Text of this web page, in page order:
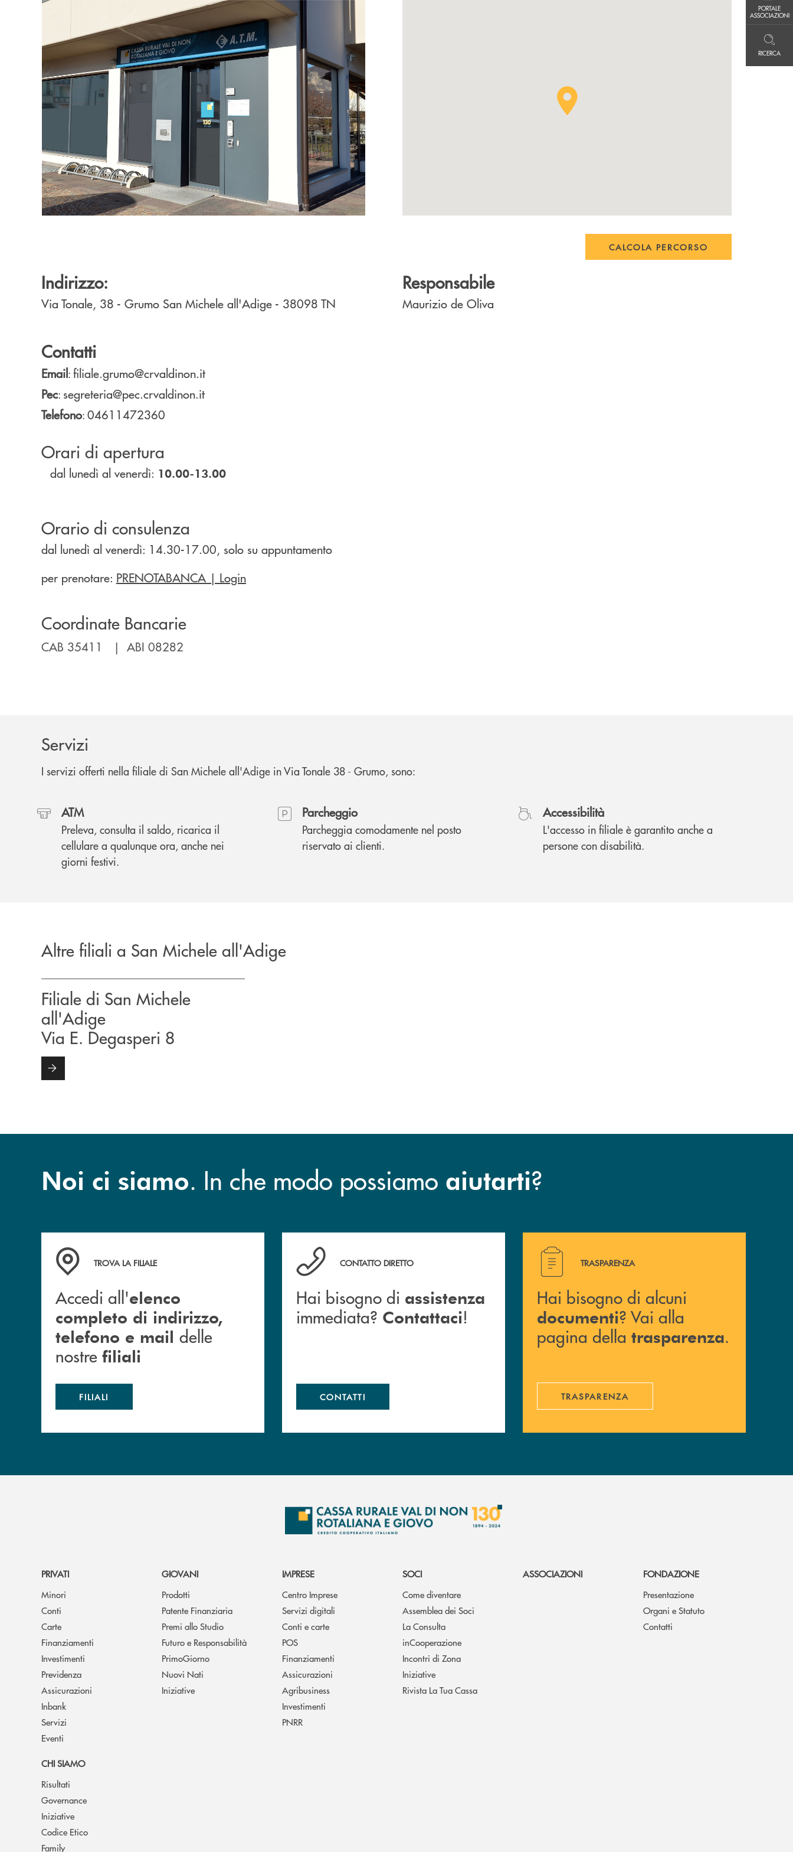
PORTALE
ASSOCIAZIONI
PORTALE ASSOCIAZIONI
RICERCA
CALCOLA PERCORSO
Indirizzo:
Via Tonale, 38 - Grumo San Michele all'Adige - 38098 TN
Contatti
Email: filiale.grumo@crvaldinon.it
Pec: segreteria@pec.crvaldinon.it
Telefono: 04611472360
Responsabile
Maurizio de Oliva
Orari di apertura
dal lunedì al venerdì: 10.00-13.00
Orario di consulenza
dal lunedì al venerdì: 14.30-17.00, solo su appuntamento
per prenotare: PRENOTABANCA | Login
Coordinate Bancarie
CAB 35411 | ABI 08282
Servizi
I servizi offerti nella filiale di San Michele all'Adige in Via Tonale 38 - Grumo, sono:
ATM
Preleva, consulta il saldo, ricarica il
cellulare a qualunque ora, anche nei
giorni festivi.
Parcheggio
Parcheggia comodamente nel posto
riservato ai clienti.
Accessibilità
L'accesso in filiale è garantito anche a
persone con disabilità.
Altre filiali a San Michele all'Adige
Filiale di San Michele
all'Adige
Via E. Degasperi 8
Noi ci siamo. In che modo possiamo aiutarti?
Accedi all' elenco completo di indirizzo, telefono e mail delle nostre filiali
TROVA LA FILIALE
Accedi all'elenco
completo di indirizzo,
telefono e mail delle
nostre filiali
FILIALI
Hai bisogno di assistenza immediata? Contattaci !
CONTATTO DIRETTO
Hai bisogno di assistenza
immediata? Contattaci!
CONTATTI
Hai bisogno di alcuni documenti ? Vai alla pagina della
TRASPARENZA
Hai bisogno di alcuni
documenti? Vai alla
pagina della trasparenza.
TRASPARENZA
PRIVATI
Minori
Conti
Carte
Finanziamenti
Investimenti
Previdenza
Assicurazioni
Inbank
Servizi
Eventi
GIOVANI
Prodotti
Patente Finanziaria
Premi allo Studio
Futuro e Responsabilità
PrimoGiorno
Nuovi Nati
Iniziative
IMPRESE
Centro Imprese
Servizi digitali
Conti e carte
POS
Finanziamenti
Assicurazioni
Agribusiness
Investimenti
PNRR
SOCI
Come diventare
Assemblea dei Soci
La Consulta
inCooperazione
Incontri di Zona
Iniziative
Rivista La Tua Cassa
ASSOCIAZIONI
FONDAZIONE
Presentazione
Organi e Statuto
Contatti
CHI SIAMO
Risultati
Governance
Iniziative
Codice Etico
Family